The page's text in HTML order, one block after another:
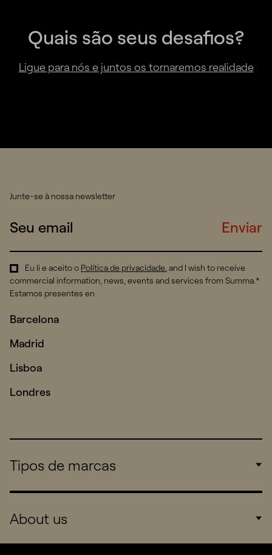
Quais são seus desafios?
Ligue para nós e juntos os tornaremos realidade
Junte-se à nossa newsletter
Enviar
Eu li e aceito o Política de privacidade. and I wish to receive
commercial information, news, events and services from Summa.*
Estamos presentes en
Barcelona
Madrid
Lisboa
Londres
Tipos de marcas
Consumers
About us